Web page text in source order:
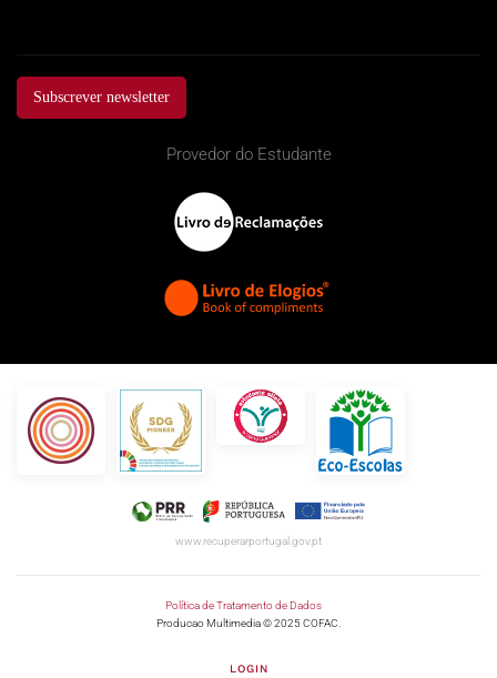
Subscrever newsletter
Provedor do Estudante
www.recuperarportugal.gov.pt
Política de Tratamento de Dados
Producao Multimedia © 2025 COFAC.
LOGIN